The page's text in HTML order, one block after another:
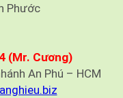
Phước
(Mr. Cương)
An Phú – HCM